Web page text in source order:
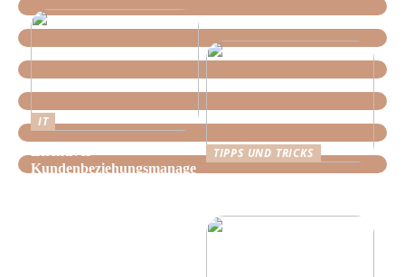
IT
Kundenbeziehungsmanage
TIPPS UND TRICKS